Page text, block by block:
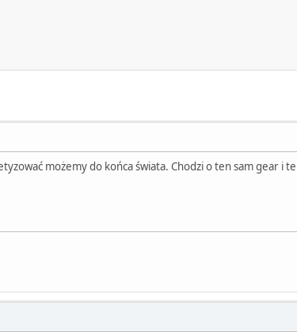
możemy do końca świata. Chodzi o ten sam gear i